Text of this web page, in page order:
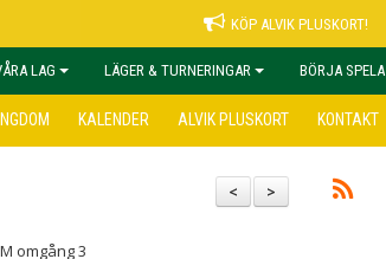
KÖP ALVIK PLUSKORT!
LAG LÄGER & TURNERINGAR BÖRJA SPELA
KALENDER ALVIK PLUSKORT KONTAKT
>
<
omgång 3